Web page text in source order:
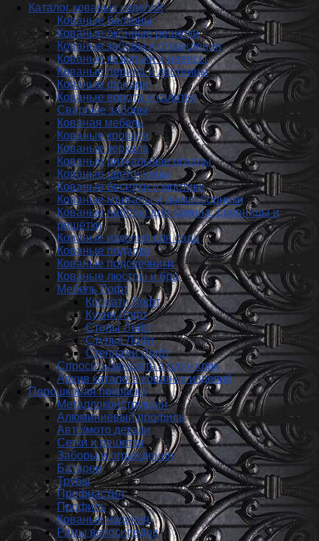
Каталог кованых изделий
Кованые балконы
Кованые оконные решетки
Кованые заборы и ог­ражде­ния
Кованые козырьки и навесы
Кованые перила и лестницы
Кованые фонари
Кованые ворота и калитки
Сварные заборы
Кованая мебель
Кованые кровати
Кованые зеркала
Кованые ритуальные ограды
Кованые цветочницы
Кованые беседки и мостики
Кованые мангалы и дымосборники
Кованые наборы для камина, дровницы и
решётки
Кованые изделия для сада
Кованые подарки
Кованые подсвечники
Кованые люстры и бра
Мебель Лофт
Кровати Лофт
Кухни Лофт
Столы Лофт
Стулья Лофт
Стеллажи Лофт
Спросить/заказать в один клик
Архив каталога кованых изделий
Порошковая покраска
Металлоконструкции
Алюминиевый профиль
Авто/мото детали
Сетки и решетки
Заборы и ограждения
Батареи
Трубы
Профнастил
Профиль
Кованые изделия
Рамы велосипедов